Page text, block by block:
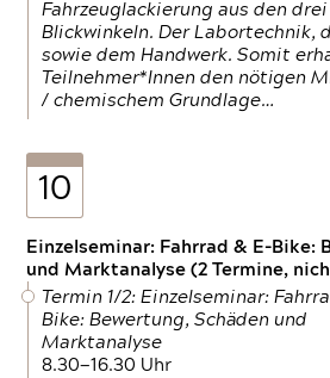
Fahrzeuglackierung aus den
Blickwinkeln. Der Labortechnik,
sowie dem Handwerk. Somit
Teilnehmer*Innen den nötigen
/ chemischem Grundlage…
10
Einzelseminar: Fahrrad & E-Bike:
und Marktanalyse (2 Termine,
Termin 1/2: Einzelseminar:
Bike: Bewertung, Schäden und
Marktanalyse
8.30—16.30 Uhr